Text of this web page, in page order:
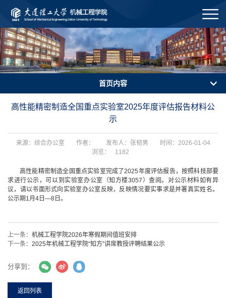
首页内容
高性能精密制造全国重点实验室2025年度评估报告材料公
示
来源：综合办公室 作者： 发布人：张韧男
时间：2026-01-04
浏览：
1182
高性能精密制造全国重点实验室完成了2025年度评估报告，按照科技部要
求进行公示，可以到实验室办公室（知方楼3057）查阅。对公示材料如有异
议，请以书面形式向实验室办公室反映，反映情况要实事求是并署真实姓名。
公示期1月4日—8日。
上一条： 机械工程学院2026年寒假期间值班安排
下一条： 2025年机械工程学院“知方”讲席教授评聘结果公示
分享到：
返回列表